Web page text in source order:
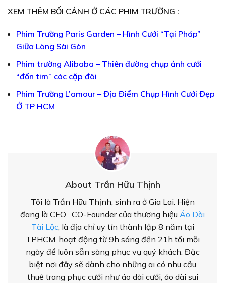
XEM THÊM BỐI CẢNH Ở CÁC PHIM TRƯỜNG :
Phim Trường Paris Garden – Hình Cưới “Tại Pháp”
Giữa Lòng Sài Gòn
Phim trường Alibaba – Thiên đường chụp ảnh cưới
“đốn tim” các cặp đôi
Phim Trường L’amour – Địa Điểm Chụp Hình Cưới Đẹp
Ở TP HCM
About Trần Hữu Thịnh
Tôi là Trần Hữu Thịnh, sinh ra ở Gia Lai. Hiện
đang là CEO , CO-Founder của thương hiệu Áo Dài
Tài Lộc, là địa chỉ uy tín thành lập 8 năm tại
TPHCM, hoạt động từ 9h sáng đến 21h tối mỗi
ngày để luôn sẵn sàng phục vụ quý khách. Đặc
biệt nơi đây sẽ dành cho những ai có nhu cầu
thuê trang phục cưới như áo dài cưới, áo dài sui